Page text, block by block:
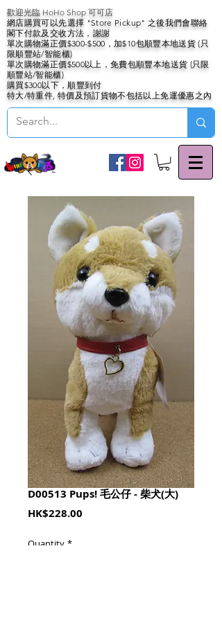
歡迎光臨 HoHo Shop 可可店
網店購買可以先選擇 "Store Pickup" 之後我們會聯絡
閣下付款及交收方法，謝謝
單次購物滿正價$300-$500，加$10包順豐本地送貨 (只
限順豐站/智能櫃)
單次購物滿正價$500以上，免費包順豐本地送貨 (只限
順豐站/智能櫃)
購買$300以下，順豐到付
特大/特重件, 特價及預訂貨物不包括以上免運優惠之內
D00513 Pups! 毛公仔 - 柴犬(大)
HK$228.00
Quantity *